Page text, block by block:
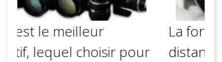
La formation photo à
distance avec un pro